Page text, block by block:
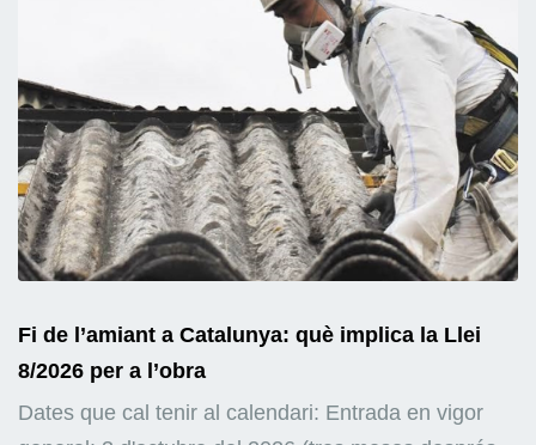
Fi de l’amiant a Catalunya: què implica la Llei
8/2026 per a l’obra
Dates que cal tenir al calendari: Entrada en vigor